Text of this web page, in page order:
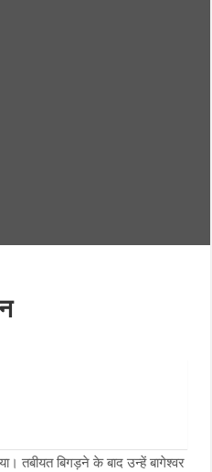
तबीयत बिगड़ने के बाद उन्हें बागेश्वर